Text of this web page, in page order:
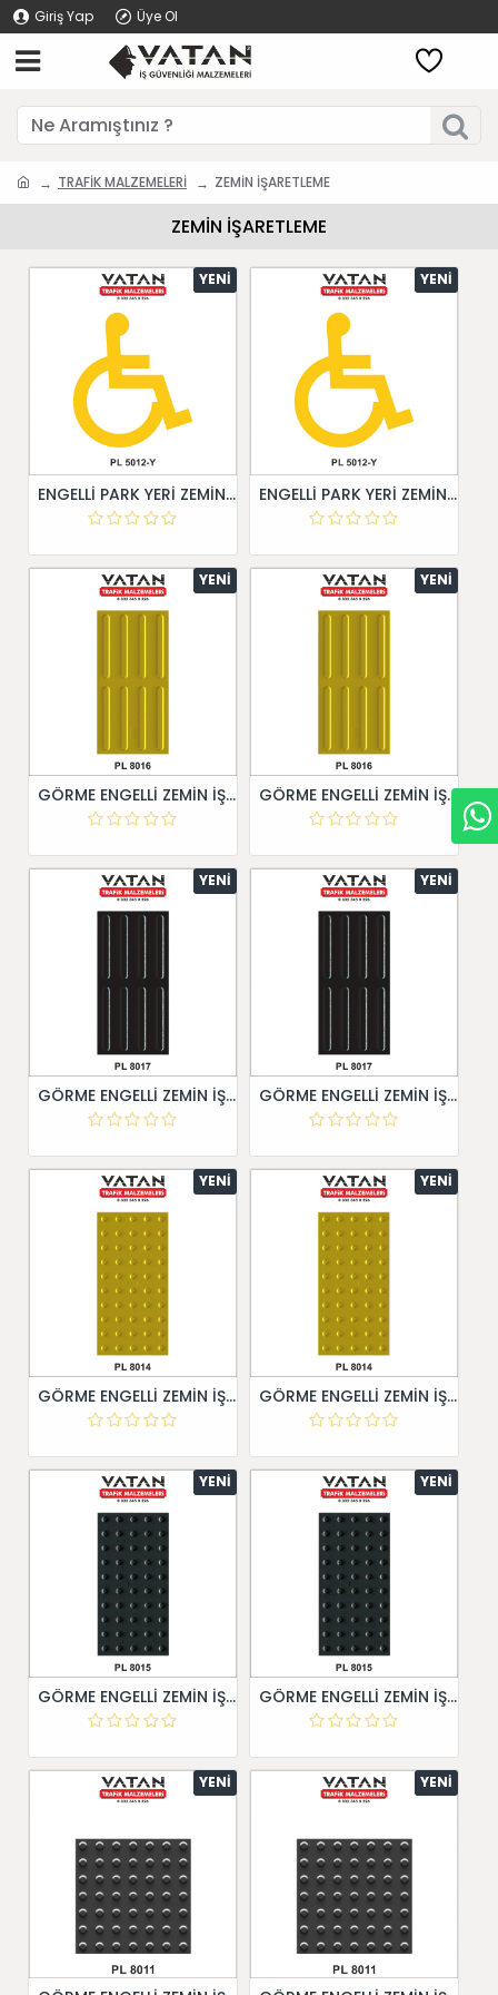
Giriş Yap Üye Ol
TRAFİK MALZEMELERİ ZEMİN İŞARETLEME
ZEMİN İŞARETLEME
YENI
ENGELLİ PARK YERİ ZEMİN İŞARETİ
YENI
ENGELLİ PARK YERİ ZEMİN İŞARETİ
YENI
GÖRME ENGELLİ ZEMİN İŞARETİ 30X60
YENI
GÖRME ENGELLİ ZEMİN İŞARETİ 30X60
YENI
GÖRME ENGELLİ ZEMİN İŞARETİ 30X60
YENI
GÖRME ENGELLİ ZEMİN İŞARETİ 30X60
YENI
GÖRME ENGELLİ ZEMİN İŞARETİ 30X60
YENI
GÖRME ENGELLİ ZEMİN İŞARETİ 30X60
YENI
GÖRME ENGELLİ ZEMİN İŞARETİ 30X60
YENI
GÖRME ENGELLİ ZEMİN İŞARETİ 30X60
YENI YENI